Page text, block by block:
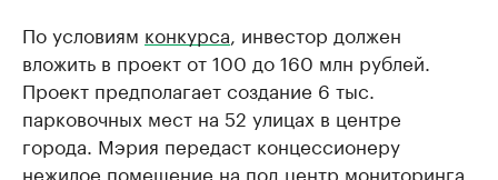
По условиям конкурса, инвестор должен
вложить в проект от 100 до 160 млн рублей.
Проект предполагает создание 6 тыс.
парковочных мест на 52 улицах в центре
города. Мэрия передаст концессионеру
нежилое помещение на под центр мониторинга